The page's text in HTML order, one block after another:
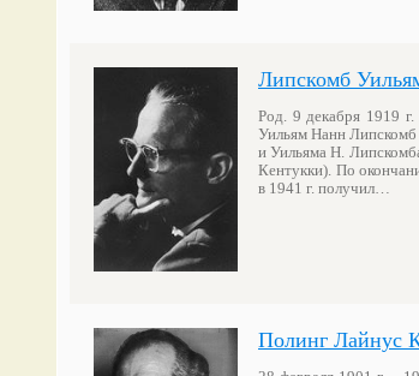
Липскомб
Род. 9 декабря 1919
Уильям Нанн
и Уильяма Н.
Кентукки). По
в 1941 г. получил…
Полинг Лайнус